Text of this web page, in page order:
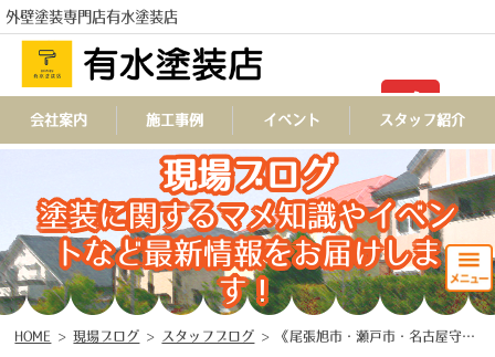
外壁塗装専門店有水塗装店
TEL
会社案内 施工事例 イベント スタッフ紹介
現場ブログ
塗装に関するマメ知識やイベン
トなど最新情報をお届けしま
す！
HOME >現場ブログ > スタッフブログ > 《尾張旭市・瀬戸市・名古屋守山区》外壁塗装の際に気を付ける事